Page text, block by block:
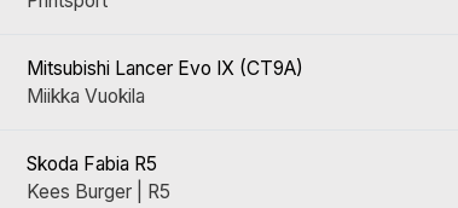
Mitsubishi Lancer Evo IX (CT9A)
Miikka Vuokila
Skoda Fabia R5
Kees Burger | R5